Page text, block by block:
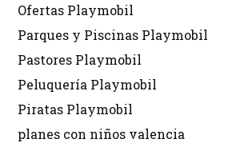
Ofertas Playmobil
Parques y Piscinas Playmobil
Pastores Playmobil
Peluquería Playmobil
Piratas Playmobil
planes con niños valencia